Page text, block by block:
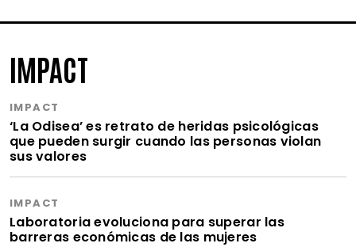
IMPACT
IMPACT
‘La Odisea’ es retrato de heridas psicológicas
que pueden surgir cuando las personas violan
sus valores
IMPACT
Laboratoria evoluciona para superar las
barreras económicas de las mujeres